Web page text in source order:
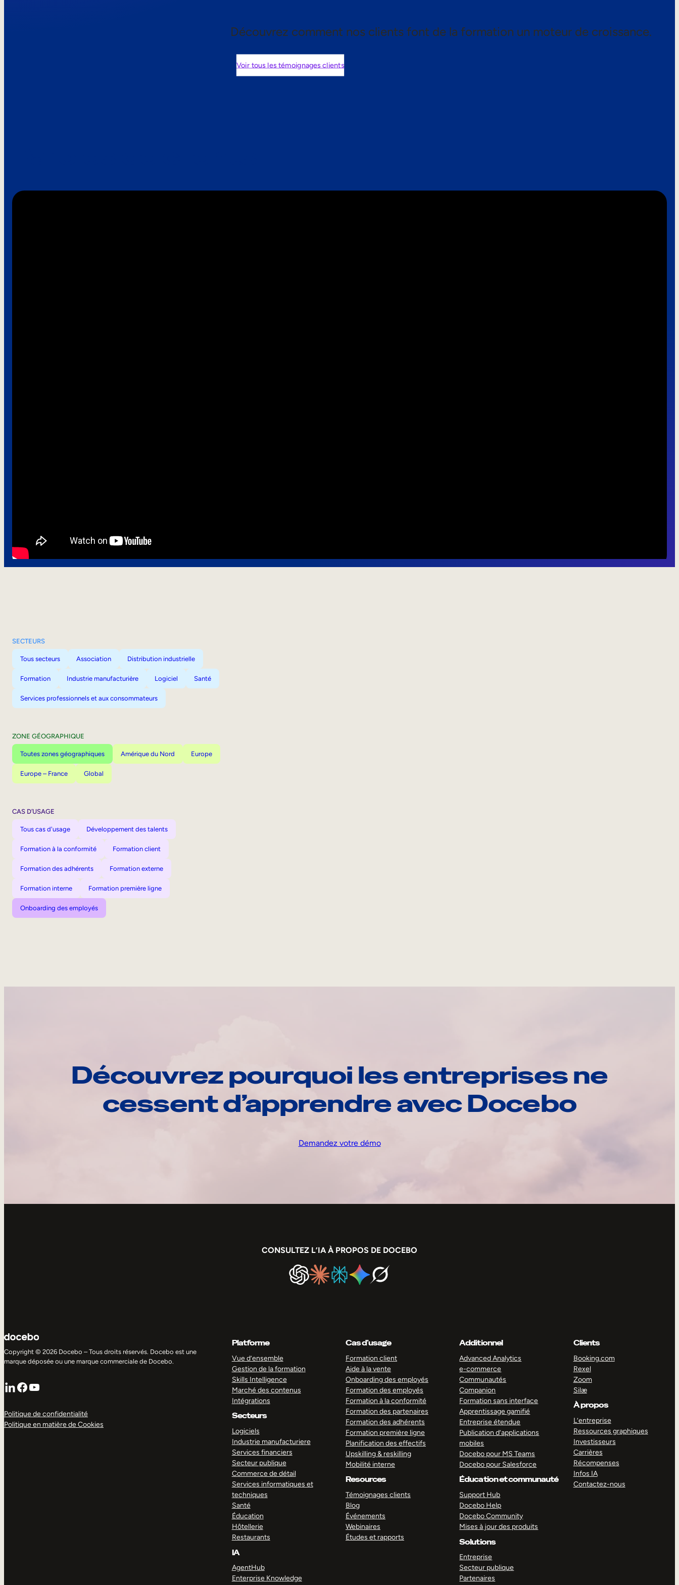
Découvrez comment nos clients font de la formation un moteur de croissance.
Voir tous les témoignages clients
SECTEURS
Tous secteurs Association Distribution industrielle
Formation Industrie manufacturière Logiciel Santé
Services professionnels et aux consommateurs
ZONE GÉOGRAPHIQUE
Toutes zones géographiques Amérique du Nord Europe
Europe – France Global
CAS D’USAGE
Tous cas d'usage Développement des talents
Formation à la conformité Formation client
Formation des adhérents Formation externe
Formation interne Formation première ligne
Onboarding des employés
Découvrez pourquoi les entreprises ne
cessent d’apprendre avec Docebo
Demandez votre démo
CONSULTEZ L’IA À PROPOS DE DOCEBO
Copyright © 2026 Docebo – Tous droits réservés. Docebo est une
marque déposée ou une marque commerciale de Docebo.
LinkedIn
Facebook
YouTube
Politique de confidentialité
Politique en matière de Cookies
Platforme
Vue d’ensemble
Gestion de la formation
Skills Intelligence
Marché des contenus
Intégrations
Secteurs
Logiciels
Industrie manufacturiere
Services financiers
Secteur publique
Commerce de détail
Services informatiques et
techniques
Santé
Éducation
Hôtellerie
Restaurants
IA
AgentHub
Enterprise Knowledge
Cas d’usage
Formation client
Aide à la vente
Onboarding des employés
Formation des employés
Formation à la conformité
Formation des partenaires
Formation des adhérents
Formation première ligne
Planification des effectifs
Upskilling & reskilling
Mobilité interne
Resources
Témoignages clients
Blog
Événements
Webinaires
Études et rapports
Additionnel
Advanced Analytics
e-commerce
Communautés
Companion
Formation sans interface
Apprentissage gamifié
Entreprise étendue
Publication d’applications
mobiles
Docebo pour MS Teams
Docebo pour Salesforce
Éducation et communauté
Support Hub
Docebo Help
Docebo Community
Mises à jour des produits
Solutions
Entreprise
Secteur publique
Partenaires
Clients
Booking.com
Rexel
Zoom
Silæ
À propos
L’entreprise
Ressources graphiques
Investisseurs
Carrières
Récompenses
Infos IA
Contactez-nous